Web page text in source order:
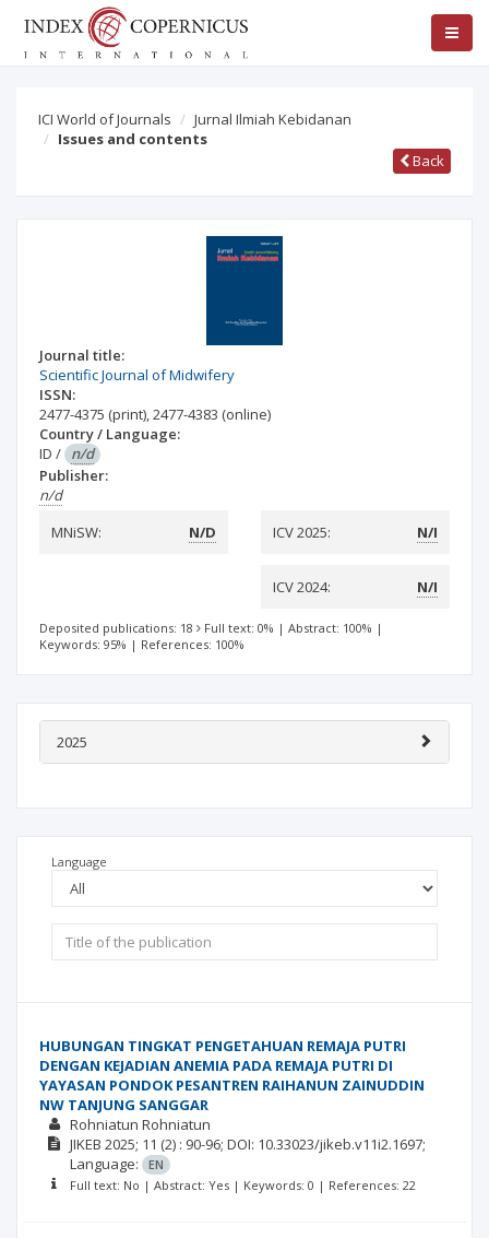
ICI World of Journals
Jurnal Ilmiah Kebidanan
Issues and contents
Back
Journal title:
Scientific Journal of Midwifery
ISSN:
2477-4375 (print),2477-4383 (online)
Country / Language:
ID / n/d
Publisher:
n/d
MNiSW:
N/D ICV 2025: N/I
ICV 2024: N/I
Deposited publications: 18 Full text: 0% | Abstract: 100% |
Keywords: 95% | References: 100%
2025
Language
HUBUNGAN TINGKAT PENGETAHUAN REMAJA PUTRI
DENGAN KEJADIAN ANEMIA PADA REMAJA PUTRI DI
YAYASAN PONDOK PESANTREN RAIHANUN ZAINUDDIN
NW TANJUNG SANGGAR
Rohniatun Rohniatun
JIKEB 2025; 11 (2) : 90-96; DOI: 10.33023/jikeb.v11i2.1697;
Language:
EN
Full text: No | Abstract: Yes | Keywords: 0 | References: 22